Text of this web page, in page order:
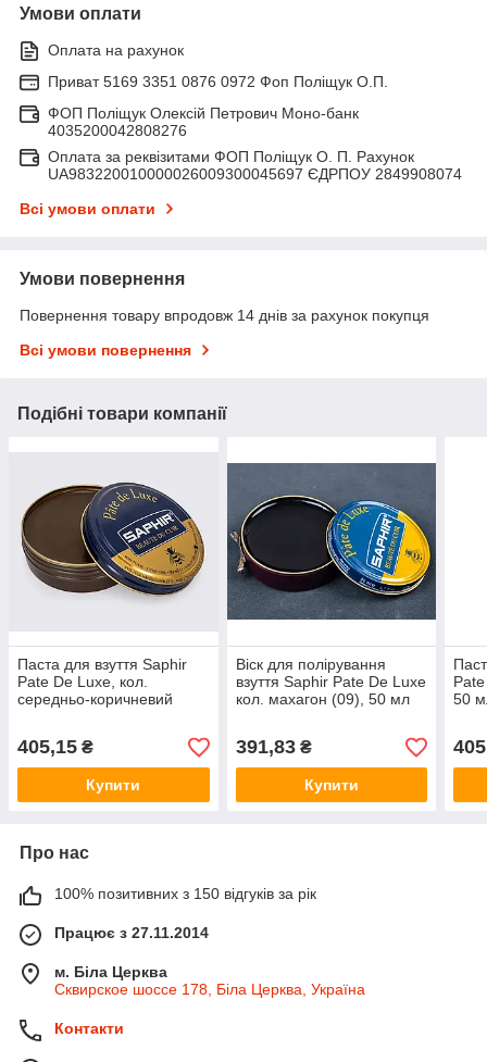
Умови оплати
Оплата на рахунок
Приват 5169 3351 0876 0972 Фоп Поліщук О.П.
ФОП Поліщук Олексій Петрович Моно-банк
4035200042808276
Оплата за реквізитами ФОП Поліщук О. П. Рахунок
UA983220010000026009300045697 ЄДРПОУ 2849908074
Всі умови оплати
Умови повернення
Повернення товару впродовж 14 днів за рахунок покупця
Всі умови повернення
Подібні товари компанії
Паста для взуття Saphir
Pate De Luxe, кол.
середньо-коричневий
405,15 ₴
Купити
Віск для полірування
взуття Saphir Pate De Luxe
кол. махагон (09), 50 мл
391,83₴
Купити
50
Про нас
100% позитивних з 150 відгуків за рік
Працює з 27.11.2014
м. Біла Церква
Сквирское шоссе 178, Біла Церква, Україна
Контакти